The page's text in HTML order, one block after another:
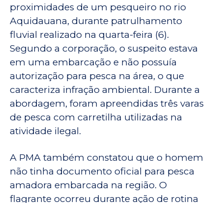
proximidades de um pesqueiro no rio
Aquidauana, durante patrulhamento
fluvial realizado na quarta-feira (6).
Segundo a corporação, o suspeito estava
em uma embarcação e não possuía
autorização para pesca na área, o que
caracteriza infração ambiental. Durante a
abordagem, foram apreendidas três varas
de pesca com carretilha utilizadas na
atividade ilegal.
A PMA também constatou que o homem
não tinha documento oficial para pesca
amadora embarcada na região. O
flagrante ocorreu durante ação de rotina